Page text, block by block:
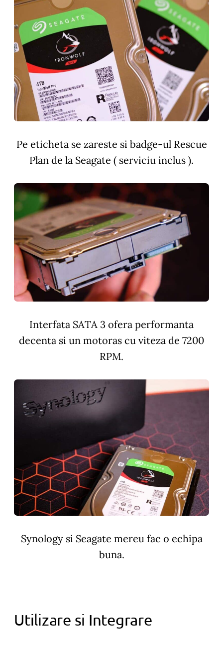
Pe eticheta se zareste si badge-ul Rescue
Plan de la Seagate ( serviciu inclus ).
Interfata SATA 3 ofera performanta
decenta si un motoras cu viteza de 7200
RPM.
Synology si Seagate mereu fac o echipa
buna.
Utilizare si Integrare